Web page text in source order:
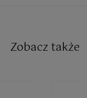
Zobacz także